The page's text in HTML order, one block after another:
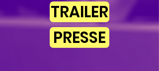
TRAILER
PRESSE